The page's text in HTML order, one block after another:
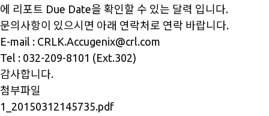
에 리포트 Due Date을 확인할 수 있는 달력 입니다.
문의사항이 있으시면 아래 연락처로 연락 바랍니다.
E-mail : CRLK.Accugenix@crl.com
Tel : 032-209-8101 (Ext.302)
감사합니다.
첨부파일
1_20150312145735.pdf